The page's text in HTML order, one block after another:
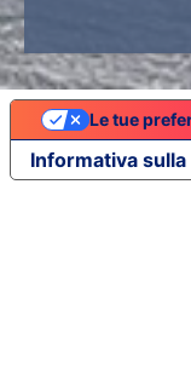
Informativa
Le tue